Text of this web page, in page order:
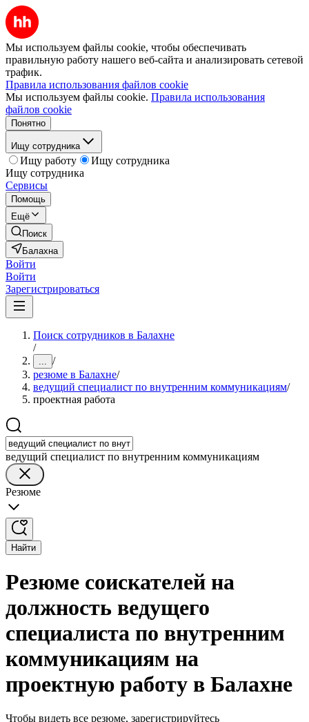
Мы используем файлы cookie, чтобы обеспечивать
правильную работу нашего веб-сайта и анализировать сетевой
трафик.
Правила использования файлов cookie
Мы используем файлы cookie. Правила использования
файлов cookie
Понятно
Ищу сотрудника
Ищу работу
Ищу сотрудника
Ищу сотрудника
Сервисы
Помощь
Ещё
Поиск
Балахна
Войти
Войти
Зарегистрироваться
Поиск сотрудников в Балахне
/
... /
резюме в Балахне/
ведущий специалист по внутренним коммуникациям/
проектная работа
ведущий специалист по внутренним коммуникациям
Резюме
Найти
Резюме соискателей на
должность ведущего
специалиста по внутренним
коммуникациям на
проектную работу в Балахне
Чтобы видеть все резюме, зарегистрируйтесь